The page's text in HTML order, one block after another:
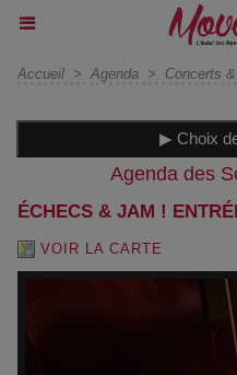
Accueil > Agenda > Concerts
▶ Choix
Agenda des
ÉCHECS & JAM !
VOIR LA CARTE